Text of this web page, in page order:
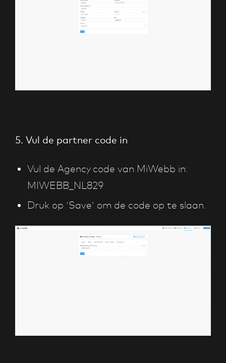
5. Vul de partner code in
Vul de Agency code van MiWebb in:
MIWEBB_NL829
Druk op ‘Save’ om de code op te slaan.